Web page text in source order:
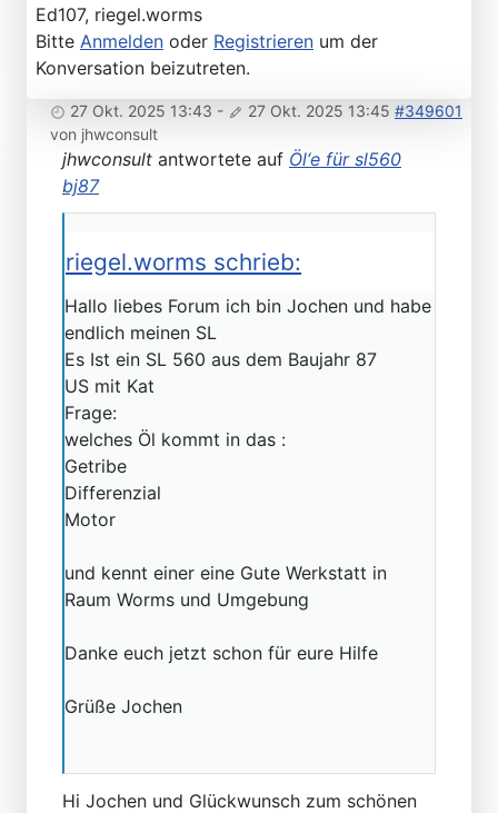
Ed107, riegel.worms
Bitte Anmelden oder Registrieren um der
Konversation beizutreten.
27 Okt. 2025 13:43 - 27 Okt. 2025 13:45 #349601
von jhwconsult
jhwconsult antwortete auf Öl‘e für sl560
bj87
riegel.worms schrieb:
Hallo liebes Forum ich bin Jochen und habe
endlich meinen SL
Es Ist ein SL 560 aus dem Baujahr 87
US mit Kat
Frage:
welches Öl kommt in das :
Getribe
Differenzial
Motor
und kennt einer eine Gute Werkstatt in
Raum Worms und Umgebung
Danke euch jetzt schon für eure Hilfe
Grüße Jochen
Hi Jochen und Glückwunsch zum schönen